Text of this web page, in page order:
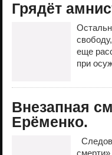
Грядёт
еще
при
Внезапная
Ерёменко.
смерти»